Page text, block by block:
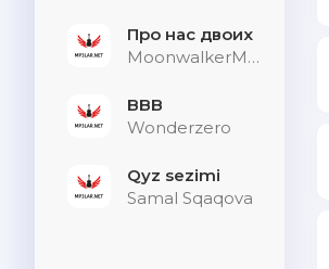
Про нас двоих
MoonwalkerMusic
BBB
Wonderzero
Qyz sezimi
Samal Sqaqova